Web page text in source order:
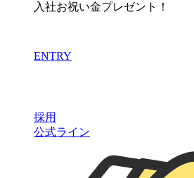
入社お祝い金プレゼント！
ENTRY
採用
公式ライン